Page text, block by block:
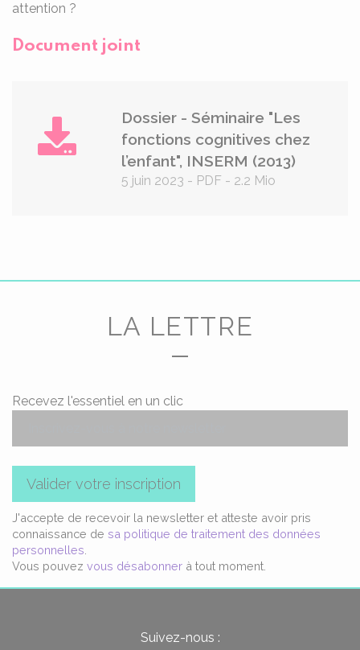
attention ?
Document joint
Dossier - Séminaire "Les
fonctions cognitives chez
l’enfant", INSERM (2013)
5 juin 2023 - PDF - 2.2 Mio
LA LETTRE
Recevez l'essentiel en un clic
Valider votre inscription
J'accepte de recevoir la newsletter et atteste avoir pris
connaissance de sa politique de traitement des données
personnelles
Vous pouvez vous désabonner à tout moment.
Suivez-nous :